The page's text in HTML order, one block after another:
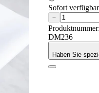
Sofort
−
Produktnummer:
DM236
Haben Sie